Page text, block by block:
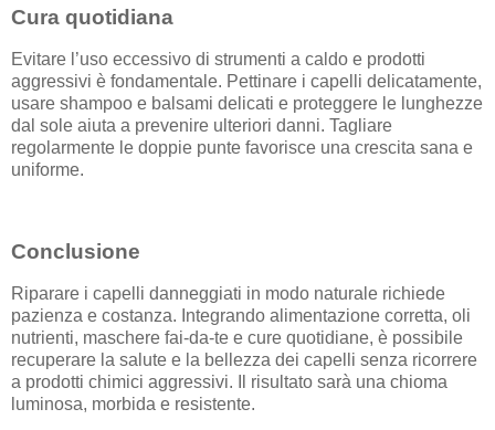
Cura quotidiana
Evitare l’uso eccessivo di strumenti a caldo e prodotti
aggressivi è fondamentale. Pettinare i capelli delicatamente,
usare shampoo e balsami delicati e proteggere le lunghezze
dal sole aiuta a prevenire ulteriori danni. Tagliare
regolarmente le doppie punte favorisce una crescita sana e
uniforme.
Conclusione
Riparare i capelli danneggiati in modo naturale richiede
pazienza e costanza. Integrando alimentazione corretta, oli
nutrienti, maschere fai-da-te e cure quotidiane, è possibile
recuperare la salute e la bellezza dei capelli senza ricorrere
a prodotti chimici aggressivi. Il risultato sarà una chioma
luminosa, morbida e resistente.